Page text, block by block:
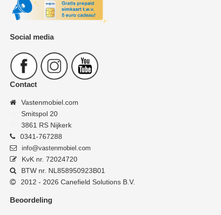
Social media
Contact
Vastenmobiel.com
Smitspol 20
3861 RS Nijkerk
0341-767288
info@vastenmobiel.com
KvK nr. 72024720
BTW nr. NL858950923B01
2012 - 2026 Canefield Solutions B.V.
Beoordeling